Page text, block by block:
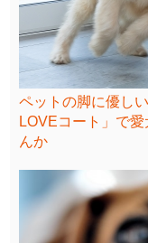
ペットの脚に優し
LOVEコート」で
んか